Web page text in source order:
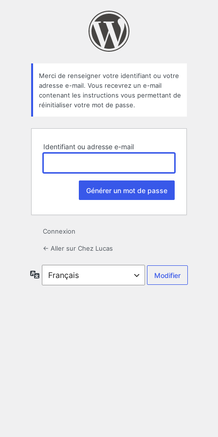
oublié
Merci de renseigner votre identifiant ou votre
adresse e-mail. Vous recevrez un e-mail
contenant les instructions vous permettant de
réinitialiser votre mot de passe.
Identifiant ou adresse e-mail
Connexion
← Aller sur Chez Lucas
Langue